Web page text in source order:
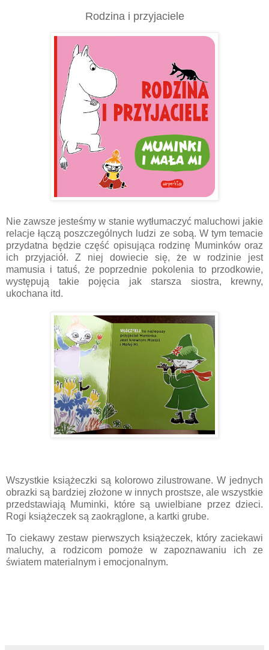
Rodzina i przyjaciele
Nie zawsze jesteśmy w stanie wytłumaczyć maluchowi jakie
relacje łączą poszczególnych ludzi ze sobą. W tym temacie
przydatna będzie część opisująca rodzinę Muminków oraz
ich przyjaciół. Z niej dowiecie się, że w rodzinie jest
mamusia i tatuś, że poprzednie pokolenia to przodkowie,
występują takie pojęcia jak starsza siostra, krewny,
ukochana itd.
Wszystkie książeczki są kolorowo zilustrowane. W jednych
obrazki są bardziej złożone w innych prostsze, ale wszystkie
przedstawiają Muminki, które są uwielbiane przez dzieci.
Rogi książeczek są zaokrąglone, a kartki grube.
To ciekawy zestaw pierwszych książeczek, który zaciekawi
maluchy, a rodzicom pomoże w zapoznawaniu ich ze
światem materialnym i emocjonalnym.